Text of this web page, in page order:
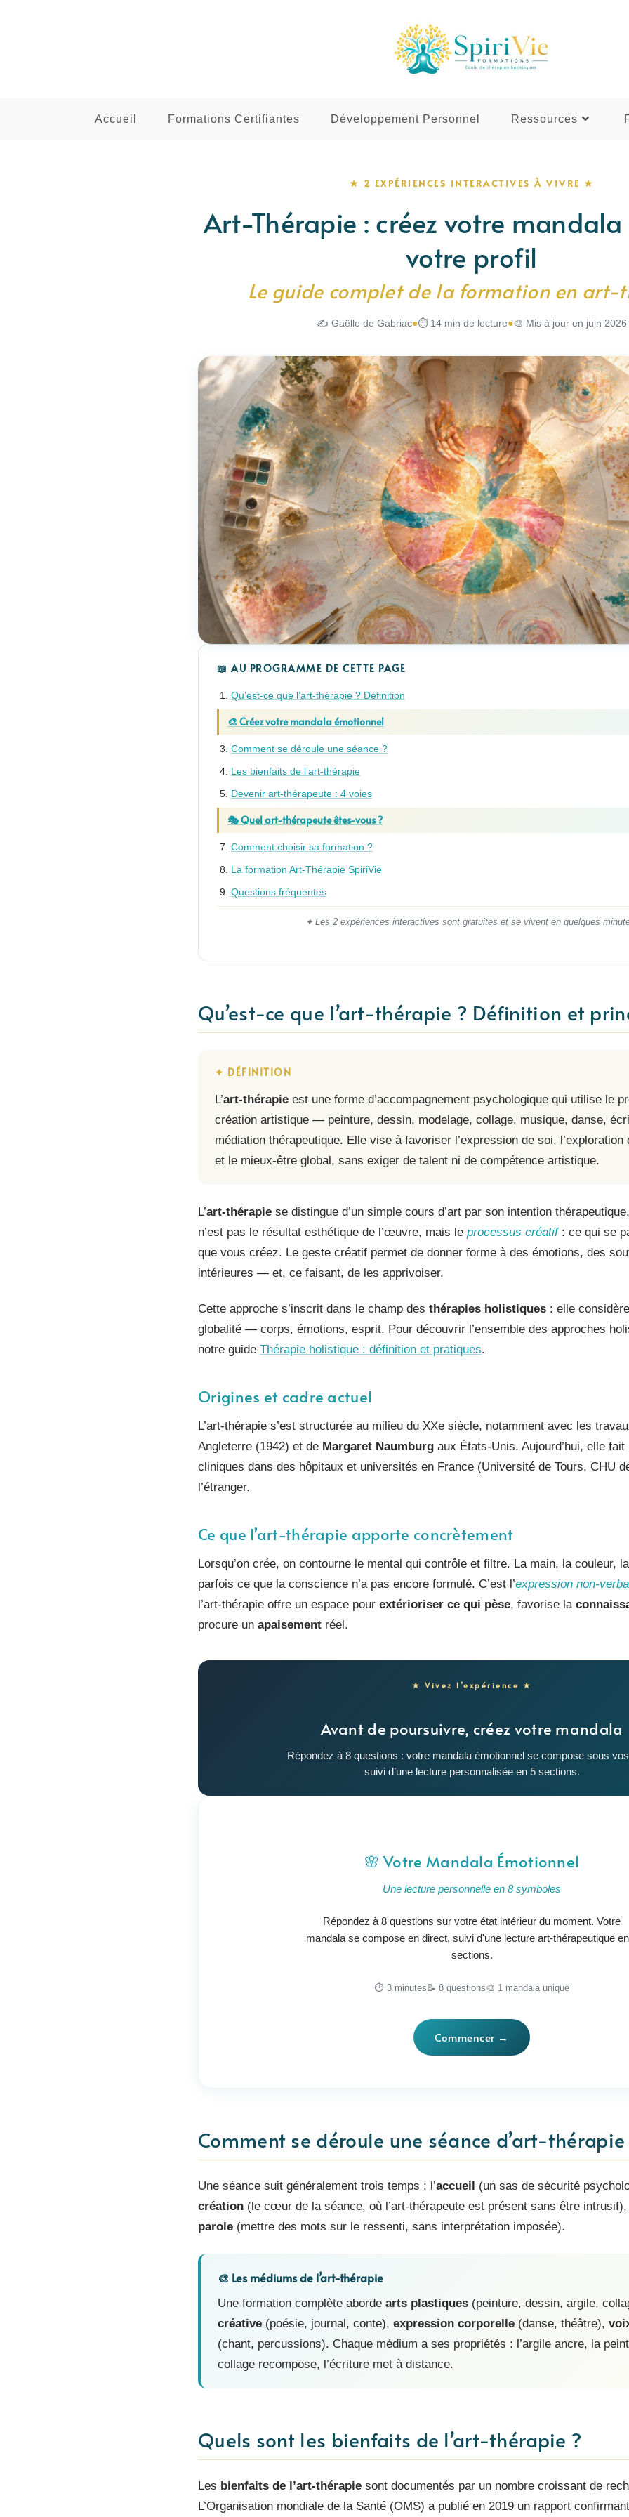
Accueil Formations Certifiantes Développement Personnel Ressources
★ 2 EXPÉRIENCES INTERACTIVES À VIVRE ★
Art-Thérapie : créez votre mandala
votre profil
Le guide complet de la formation en art-
✍️ Gaëlle de Gabriac●⏱ 14 min de lecture●🎨 Mis à jour en juin 2026
📖 AU PROGRAMME DE CETTE PAGE
Qu’est-ce que l’art-thérapie ? Définition
🎨 Créez votre mandala émotionnel
Comment se déroule une séance ?
Les bienfaits de l’art-thérapie
Devenir art-thérapeute : 4 voies
🎭 Quel art-thérapeute êtes-vous ?
Comment choisir sa formation ?
La formation Art-Thérapie SpiriVie
Questions fréquentes
✦ Les 2 expériences interactives sont gratuites et se vivent en quelques
Qu’est-ce que l’art-thérapie ? Définition et
✦ DÉFINITION
L’art-thérapie est une forme d’accompagnement psychologique qui utilise le
création artistique — peinture, dessin, modelage, collage, musique, danse,
médiation thérapeutique. Elle vise à favoriser l’expression de soi, l’exploration
et le mieux-être global, sans exiger de talent ni de compétence artistique.
L’art-thérapie se distingue d’un simple cours d’art par son intention
n’est pas le résultat esthétique de l’œuvre, mais le processus créatif: ce qui se
que vous créez. Le geste créatif permet de donner forme à des émotions, des
intérieures — et, ce faisant, de les apprivoiser.
Cette approche s’inscrit dans le champ des thérapies holistiques : elle
globalité — corps, émotions, esprit. Pour découvrir l’ensemble des approches
notre guide Thérapie holistique : définition et pratiques.
Origines et cadre actuel
L’art-thérapie s’est structurée au milieu du XXe siècle, notamment avec les
Angleterre (1942) et de Margaret Naumburg aux États-Unis. Aujourd’hui, elle fait
cliniques dans des hôpitaux et universités en France (Université de Tours, CHU
l’étranger.
Ce que l’art-thérapie apporte concrètement
Lorsqu’on crée, on contourne le mental qui contrôle et filtre. La main, la couleur,
parfois ce que la conscience n’a pas encore formulé. C’est l’expression non-
l’art-thérapie offre un espace pour extérioriser ce qui pèse, favorise la
procure un apaisement réel.
★ Vivez l’expérience ★
Avant de poursuivre, créez votre mandala
Répondez à 8 questions : votre mandala émotionnel se compose sous
suivi d’une lecture personnalisée en 5 sections.
🌸 Votre Mandala Émotionnel
Une lecture personnelle en 8 symboles
Répondez à 8 questions sur votre état intérieur du moment. Votre
mandala se compose en direct, suivi d'une lecture art-thérapeutique
sections.
⏱ 3 minutes📝 8 questions🎨 1 mandala unique
Commencer →
Comment se déroule une séance d’art-
Une séance suit généralement trois temps : l’accueil (un sas de sécurité
création (le cœur de la séance, où l’art-thérapeute est présent sans être
parole (mettre des mots sur le ressenti, sans interprétation imposée).
🎨 Les médiums de l’art-thérapie
Une formation complète aborde arts plastiques (peinture, dessin, argile,
créative (poésie, journal, conte), expression corporelle (danse, théâtre),
(chant, percussions). Chaque médium a ses propriétés : l’argile ancre, la
collage recompose, l’écriture met à distance.
Quels sont les bienfaits de l’art-thérapie ?
Les bienfaits de l’art-thérapie sont documentés par un nombre croissant de
L’Organisation mondiale de la Santé (OMS) a publié en 2019 un rapport